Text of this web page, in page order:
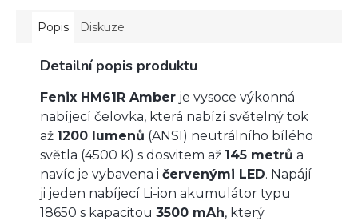
Popis Diskuze
Detailní popis produktu
Fenix HM61R Amber je vysoce výkonná
nabíjecí čelovka, která nabízí světelný tok
až 1200 lumenů (ANSI) neutrálního bílého
světla (4500 K) s dosvitem až 145 metrů a
navíc je vybavena i červenými LED. Napájí
ji jeden nabíjecí Li-ion akumulátor typu
18650 s kapacitou 3500 mAh, který